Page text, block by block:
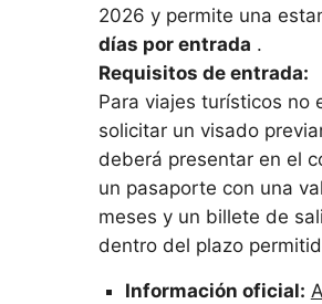
2026 y permite una
días por entrada .
Requisitos de entrada:
Para viajes turísticos no
solicitar un visado
deberá presentar en el
un pasaporte con una
meses y un billete de
dentro del plazo
Información oficial: